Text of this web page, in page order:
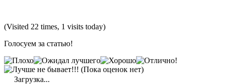
(Visited 22 times, 1 visits today)
Голосуем за статью!
(Пока оценок нет)
Загрузка...